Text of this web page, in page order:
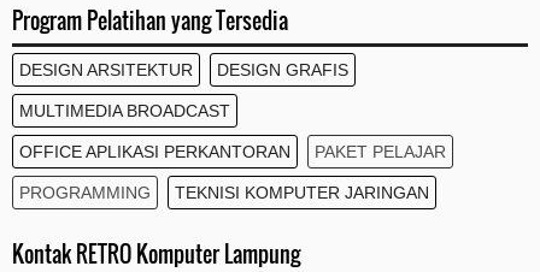
Program Pelatihan yang Tersedia
DESIGN ARSITEKTUR DESIGN GRAFIS
MULTIMEDIA BROADCAST
OFFICE APLIKASI PERKANTORAN PAKET PELAJAR
PROGRAMMING TEKNISI KOMPUTER JARINGAN
Kontak RETRO Komputer Lampung